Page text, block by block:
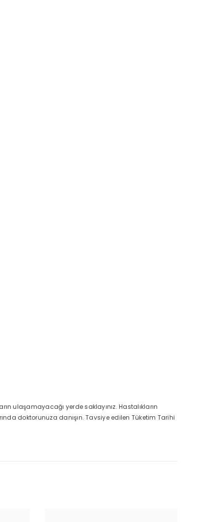
ulaşamayacağı yerde saklayınız. Hastalıkların
doktorunuza danışın. Tavsiye edilen Tüketim Tarihi